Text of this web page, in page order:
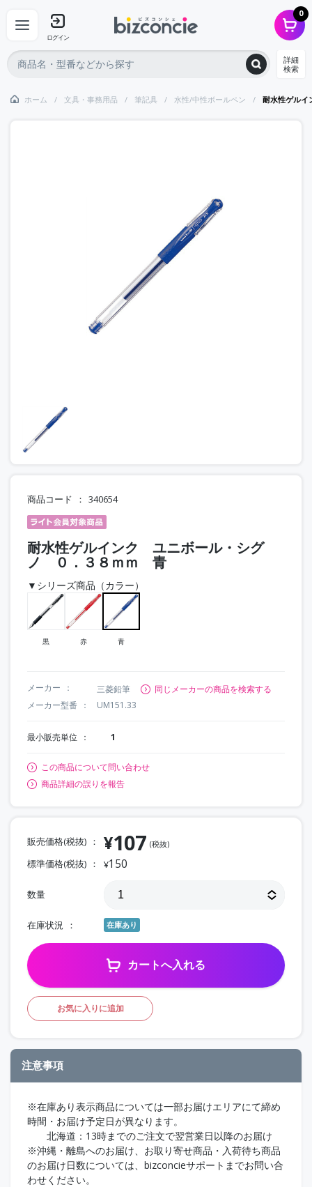
ログイン
0
詳細
検索
ホーム 文具・事務用品 筆記具 水性/中性ボールペン 耐水性ゲル
商品コード 340654
耐水性ゲルインク ユニボール・シグ
ノ ０．３８ｍｍ 青
▼シリーズ商品（カラー）
黒 赤 青
メーカー 三菱鉛筆
同じメーカーの商品を検索する
メーカー型番
UM151.33
最小販売単位 1
この商品について問い合わせ
商品詳細の誤りを報告
販売価格(税抜) ¥107 (税抜)
標準価格(税抜) ¥150
数量
在庫状況 在庫あり
カートへ入れる
お気に入りに追加
注意事項
※在庫あり表示商品については一部お届けエリアにて締め
時間・お届け予定日が異なります。
北海道：13時までのご注文で翌営業日以降のお届け
※沖縄・離島へのお届け、お取り寄せ商品・入荷待ち商品
のお届け日数については、bizconcieサポートまでお問い合
わせください。